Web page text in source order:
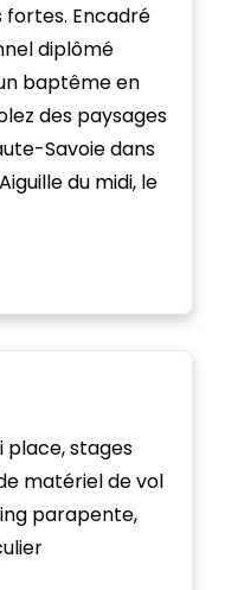
Encadré
diplômé
baptême en
des paysages
Savoie dans
du midi, le
place, stages
matériel de vol
parapente,